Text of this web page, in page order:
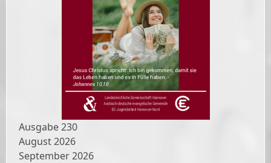
Ausgabe230
August 2026
September 2026